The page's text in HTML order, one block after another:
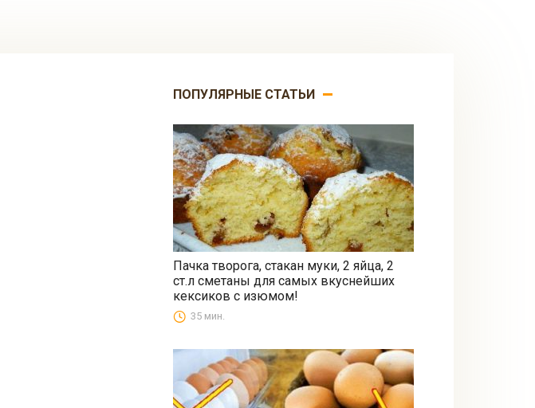
ПОПУЛЯРНЫЕ СТАТЬИ
Выпечка
Пачка творога, стакан муки, 2 яйца, 2
ст.л сметаны для самых вкуснейших
кексиков с изюмом!
35 мин.